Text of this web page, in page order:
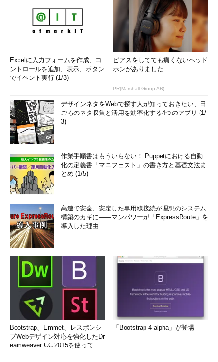
Excelに入力フォームを作成、コ
ントロールを追加、表示、ボタン
でイベント実行 (1/3)
ピアスをしてても痛くないヘッド
ホンがありました
PR(Marshall Group AB)
デザインネタをWebで探す人が知っておきたい、日
ごろのネタ収集と活用を効率化する4つのアプリ (1/
3)
作業手順書はもういらない！ Puppetにおける自動
化の定義書「マニフェスト」の書き方と基礎文法ま
とめ (1/5)
高速で安全、安定した専用線接続が理想のシステム
構築のカギに――マンパワーが「ExpressRoute」を
導入した理由
Bootstrap、Emmet、レスポンシ
ブWebデザイン対応を強化したDr
eamweaver CC 2015を使って
「Bootstrap 4 alpha」が登場